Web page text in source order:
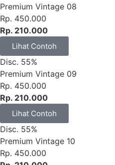
Premium Vintage 08
Rp. 450.000
Rp. 210.000
Lihat Contoh
Disc. 55%
Premium Vintage 09
Rp. 450.000
Rp. 210.000
Lihat Contoh
Disc. 55%
Premium Vintage 10
Rp. 450.000